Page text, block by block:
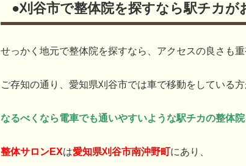
●刈谷市で整体院を探すなら駅チカが
せっかく地元で整体院を探すなら、アクセスの良さも重
ご存知の通り、愛知県刈谷市では車で移動をしている方
なるべくなら電車でも通いやすいような駅チカの整体院
整体サロンEXは愛知県刈谷市南沖野町にあり、